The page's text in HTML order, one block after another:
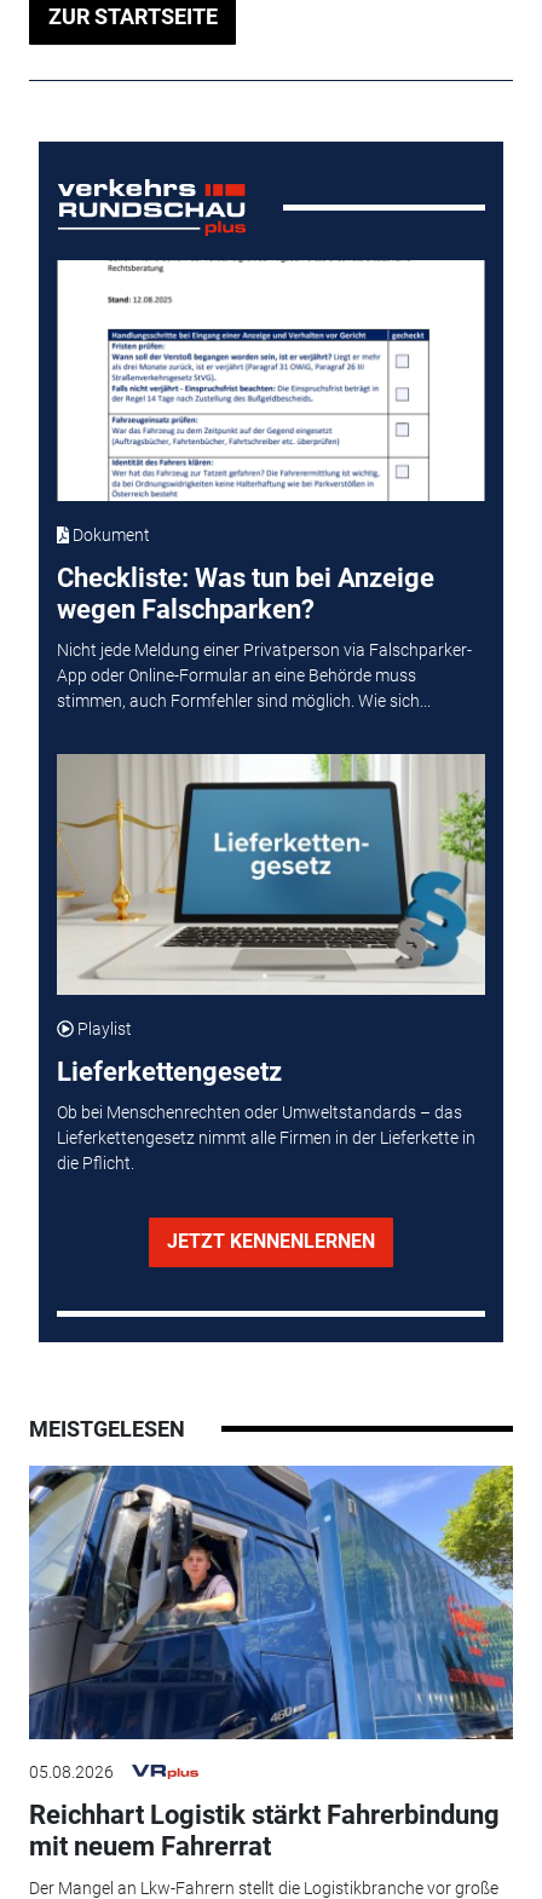
ZUR STARTSEITE
Dokument
Checkliste: Was tun bei Anzeige
wegen Falschparken?
Nicht jede Meldung einer Privatperson via Falschparker-
App oder Online-Formular an eine Behörde muss
stimmen, auch Formfehler sind möglich. Wie sich...
Playlist
Lieferkettengesetz
Ob bei Menschenrechten oder Umweltstandards – das
Lieferkettengesetz nimmt alle Firmen in der Lieferkette in
die Pflicht.
JETZT KENNENLERNEN
MEISTGELESEN
05.08.2026
Reichhart Logistik stärkt Fahrerbindung
mit neuem Fahrerrat
Der Mangel an Lkw-Fahrern stellt die Logistikbranche vor große